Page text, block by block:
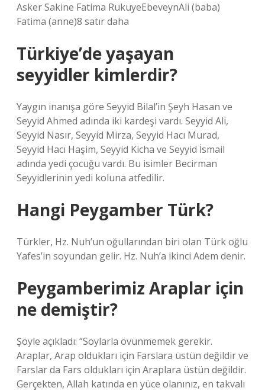
Asker Sakine Fatima RukuyeEbeveynAli (baba)
Fatima (anne)8 satır daha
Türkiye’de yaşayan
seyyidler kimlerdir?
Yaygın inanışa göre Seyyid Bilal’in Şeyh Hasan ve
Seyyid Ahmed adında iki kardeşi vardı. Seyyid Ali,
Seyyid Nasır, Seyyid Mirza, Seyyid Hacı Murad,
Seyyid Hacı Haşim, Seyyid Kicha ve Seyyid İsmail
adında yedi çocuğu vardı. Bu isimler Becirman
Seyyidlerinin yedi koluna atfedilir.
Hangi Peygamber Türk?
Türkler, Hz. Nuh’un oğullarından biri olan Türk oğlu
Yafes’in soyundan gelir. Hz. Nuh’a ikinci Adem denir.
Peygamberimiz Araplar için
ne demiştir?
Şöyle açıkladı: “Soylarla övünmemek gerekir.
Araplar, Arap oldukları için Farslara üstün değildir ve
Farslar da Fars oldukları için Araplara üstün değildir.
Gerçekten, Allah katında en yüce olanınız, en takvalı